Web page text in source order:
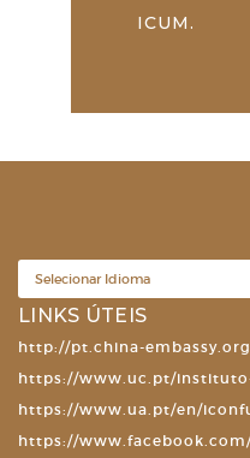
ICUM.
LINKS ÚTEIS
http://pt.china-
https://www.uc.pt/
https://www.ua.pt/en/
https://